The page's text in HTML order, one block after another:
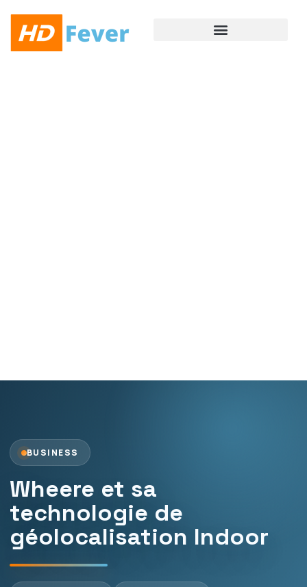
BUSINESS
Wheere et sa
technologie de
géolocalisation Indoor